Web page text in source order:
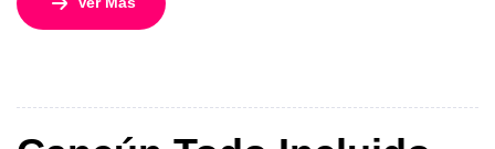
hoteles con todo incluido, en un programa diseñado para
acuáticos, explora la cultura maya […]